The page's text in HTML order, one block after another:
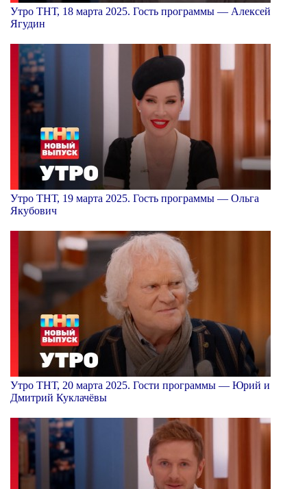
Утро ТНТ, 18 марта 2025. Гость программы — Алексей
Ягудин
Утро ТНТ, 19 марта 2025. Гость программы — Ольга
Якубович
Утро ТНТ, 20 марта 2025. Гости программы — Юрий и
Дмитрий Куклачёвы